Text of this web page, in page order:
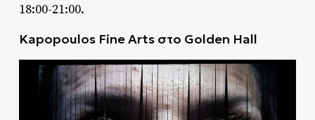
18:00-21:00.
Kapopoulos Fine Arts στο Golden Hall